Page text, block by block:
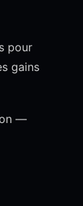
pour
gains
—